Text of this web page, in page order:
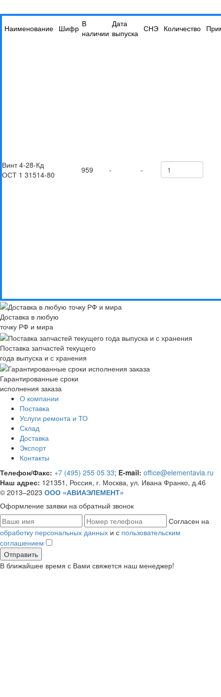
Наименование Шифр В
наличии
Дата
выпуска СНЭ Количество
Винт 4-28-Кд
ОСТ 1 31514-80
959 - -
Доставка в любую
точку РФ и мира
Поставка запчастей текущего
года выпуска и с хранения
Гарантированные сроки
исполнения заказа
О компании
Поставка
Услуги ремонта и ТО
Склад
Доставка
Экспорт
Контакты
Телефон/Факс: +7 (495) 255 05 33; E-mail: office@elementavia.ru
Наш адрес: 121351, Россия, г. Москва, ул. Ивана Франко, д.46
© 2013–2023 ООО «АВИАЭЛЕМЕНТ»
Оформление заявки на обратный звонок
Согласен на
обработку персональных данных и с пользовательским
соглашением
В ближайшее время с Вами свяжется наш менеджер!